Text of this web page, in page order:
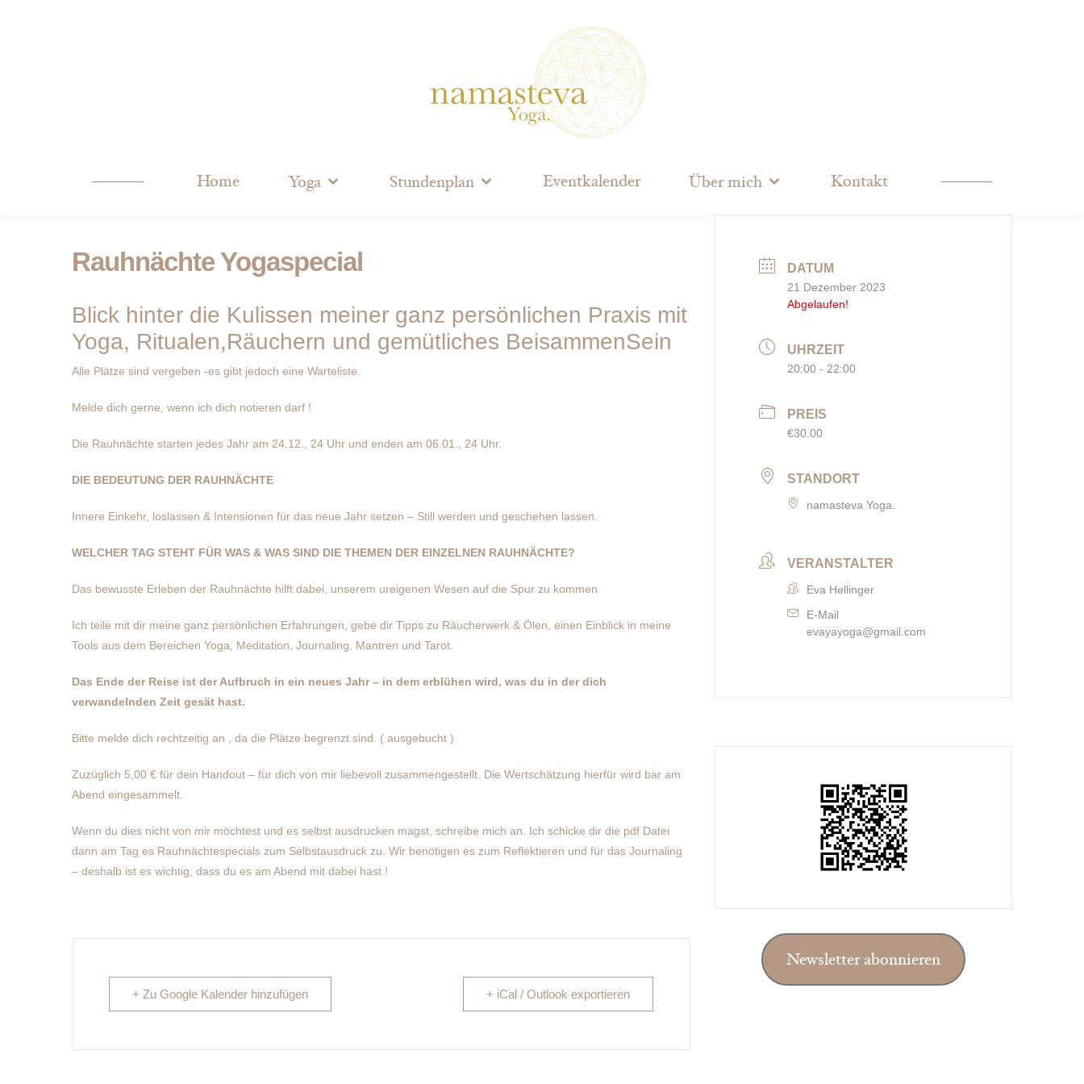
Home Yoga Stundenplan Eventkalender Über mich Kontakt
Rauhnächte Yogaspecial
Blick hinter die Kulissen meiner ganz persönlichen Praxis mit
Yoga, Ritualen,Räuchern und gemütliches BeisammenSein
Alle Plätze sind vergeben -es gibt jedoch eine Warteliste.
Melde dich gerne, wenn ich dich notieren darf !
Die Rauhnächte starten jedes Jahr am 24.12., 24 Uhr und enden am 06.01., 24 Uhr.
DIE BEDEUTUNG DER RAUHNÄCHTE
Innere Einkehr, loslassen & Intensionen für das neue Jahr setzen – Still werden und geschehen lassen.
WELCHER TAG STEHT FÜR WAS & WAS SIND DIE THEMEN DER EINZELNEN RAUHNÄCHTE?
Das bewusste Erleben der Rauhnächte hilft dabei, unserem ureigenen Wesen auf die Spur zu kommen
Ich teile mit dir meine ganz persönlichen Erfahrungen, gebe dir Tipps zu Räucherwerk & Ölen, einen Einblick in meine
Tools aus dem Bereichen Yoga, Meditation, Journaling, Mantren und Tarot.
Das Ende der Reise ist der Aufbruch in ein neues Jahr – in dem erblühen wird, was du in der dich
verwandelnden Zeit gesät hast.
Bitte melde dich rechtzeitig an , da die Plätze begrenzt sind. ( ausgebucht )
Zuzüglich 5,00 € für dein Handout – für dich von mir liebevoll zusammengestellt. Die Wertschätzung hierfür wird bar am
Abend eingesammelt.
Wenn du dies nicht von mir möchtest und es selbst ausdrucken magst, schreibe mich an. Ich schicke dir die pdf Datei
dann am Tag es Rauhnächtespecials zum Selbstausdruck zu. Wir benötigen es zum Reflektieren und für das Journaling
– deshalb ist es wichtig, dass du es am Abend mit dabei hast !
+ Zu Google Kalender hinzufügen + iCal / Outlook exportieren
DATUM
21 Dezember 2023
Abgelaufen!
UHRZEIT
20:00 - 22:00
PREIS
€30.00
STANDORT
namasteva Yoga.
VERANSTALTER
Eva Hellinger
E-Mail
evayayoga@gmail.com
Newsletter abonnieren